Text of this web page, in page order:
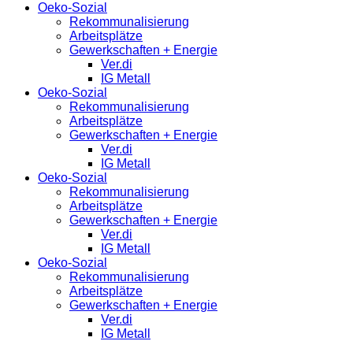
Oeko-Sozial
Rekommunalisierung
Arbeitsplätze
Gewerkschaften + Energie
Ver.di
IG Metall
Oeko-Sozial
Rekommunalisierung
Arbeitsplätze
Gewerkschaften + Energie
Ver.di
IG Metall
Oeko-Sozial
Rekommunalisierung
Arbeitsplätze
Gewerkschaften + Energie
Ver.di
IG Metall
Oeko-Sozial
Rekommunalisierung
Arbeitsplätze
Gewerkschaften + Energie
Ver.di
IG Metall